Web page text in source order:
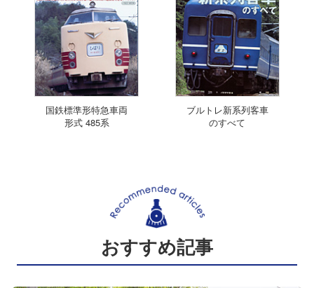
国鉄標準形特急車両
形式 485系
ブルトレ新系列客車
のすべて
おすすめ記事